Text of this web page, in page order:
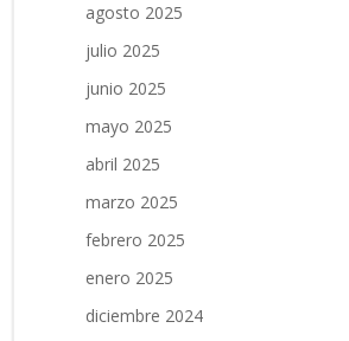
agosto 2025
julio 2025
junio 2025
mayo 2025
abril 2025
marzo 2025
febrero 2025
enero 2025
diciembre 2024